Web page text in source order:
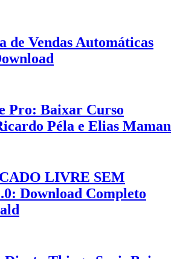
de Vendas Automáticas
Pro: Baixar Curso
Péla e Elias Maman
LIVRE SEM
Download Completo